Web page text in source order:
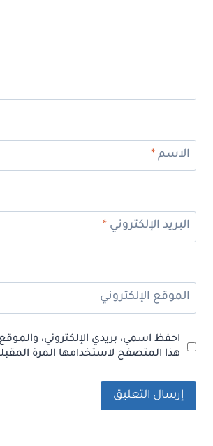
الاسم *
البريد الإلكتروني *
الموقع الإلكتروني
احفظ اسمي، بريدي الإلكتروني،
هذا المتصفح لاستخدامها المرة